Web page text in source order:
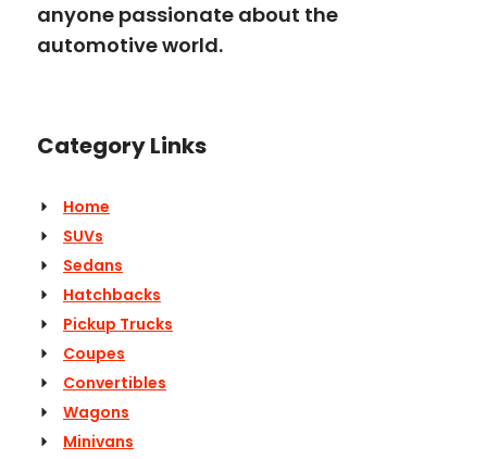
anyone passionate about the
automotive world.
Category Links
Home
SUVs
Sedans
Hatchbacks
Pickup Trucks
Coupes
Convertibles
Wagons
Minivans